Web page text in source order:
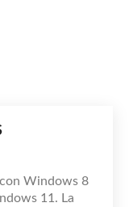
Windows 8
11. La